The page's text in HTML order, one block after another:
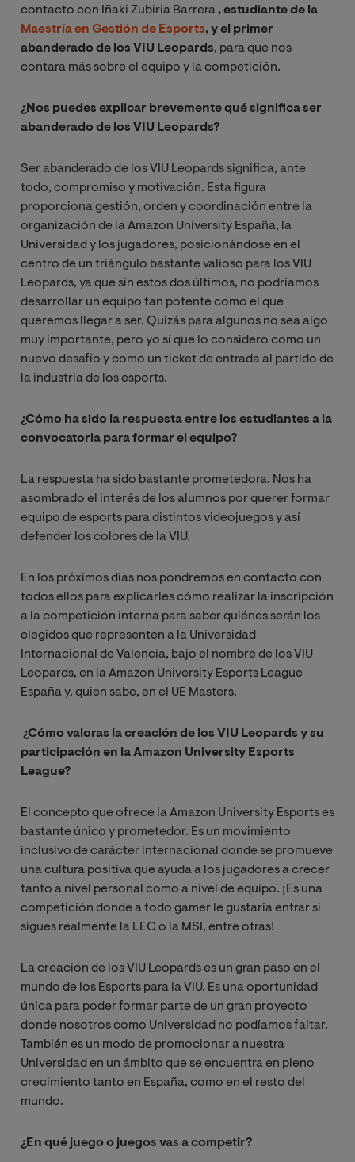
contacto con Iñaki Zubiria Barrera , estudiante de la
Maestría en Gestión de Esports, y el primer
abanderado de los VIU Leopards, para que nos
contara más sobre el equipo y la competición.
¿Nos puedes explicar brevemente qué significa ser
abanderado de los VIU Leopards?
Ser abanderado de los VIU Leopards significa, ante
todo, compromiso y motivación. Esta figura
proporciona gestión, orden y coordinación entre la
organización de la Amazon University España, la
Universidad y los jugadores, posicionándose en el
centro de un triángulo bastante valioso para los VIU
Leopards, ya que sin estos dos últimos, no podríamos
desarrollar un equipo tan potente como el que
queremos llegar a ser. Quizás para algunos no sea algo
muy importante, pero yo sí que lo considero como un
nuevo desafío y como un ticket de entrada al partido de
la industria de los esports.
¿Cómo ha sido la respuesta entre los estudiantes a la
convocatoria para formar el equipo?
La respuesta ha sido bastante prometedora. Nos ha
asombrado el interés de los alumnos por querer formar
equipo de esports para distintos videojuegos y así
defender los colores de la VIU.
En los próximos días nos pondremos en contacto con
todos ellos para explicarles cómo realizar la inscripción
a la competición interna para saber quiénes serán los
elegidos que representen a la Universidad
Internacional de Valencia, bajo el nombre de los VIU
Leopards, en la Amazon University Esports League
España y, quien sabe, en el UE Masters.
¿Cómo valoras la creación de los VIU Leopards y su
participación en la Amazon University Esports
League?
El concepto que ofrece la Amazon University Esports es
bastante único y prometedor. Es un movimiento
inclusivo de carácter internacional donde se promueve
una cultura positiva que ayuda a los jugadores a crecer
tanto a nivel personal como a nivel de equipo. ¡Es una
competición donde a todo gamer le gustaría entrar si
sigues realmente la LEC o la MSI, entre otras!
La creación de los VIU Leopards es un gran paso en el
mundo de los Esports para la VIU. Es una oportunidad
única para poder formar parte de un gran proyecto
donde nosotros como Universidad no podíamos faltar.
También es un modo de promocionar a nuestra
Universidad en un ámbito que se encuentra en pleno
crecimiento tanto en España, como en el resto del
mundo.
¿En qué juego o juegos vas a competir?